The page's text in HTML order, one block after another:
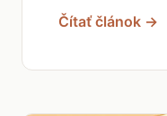
Čítať článok →